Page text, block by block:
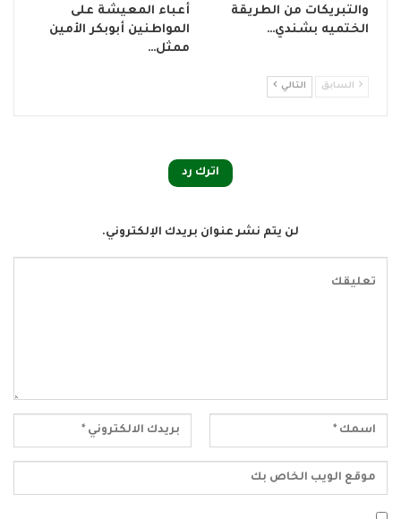
والتبريكات من الطريقة
الختميه بشندي…
أعباء المعيشة على
المواطنين أبوبكر الأمين
ممثل…
السابق التالي
اترك رد
لن يتم نشر عنوان بريدك الإلكتروني.